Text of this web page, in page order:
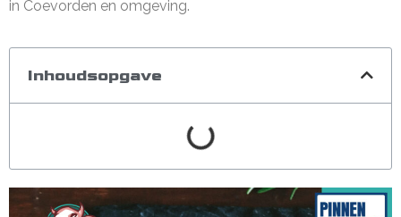
in Coevorden en omgeving.
Inhoudsopgave